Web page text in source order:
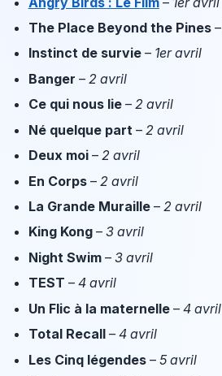
The Place Beyond the Pines–
Instinct de survie– 1er avril
Banger – 2 avril
Ce qui nous lie– 2 avril
Né quelque part – 2 avril
Deux moi– 2 avril
En Corps– 2 avril
La Grande Muraille– 2 avril
King Kong– 3 avril
Night Swim– 3 avril
TEST – 4 avril
Un Flic à la maternelle– 4 avril
Total Recall– 4 avril
Les Cinq légendes– 5 avril